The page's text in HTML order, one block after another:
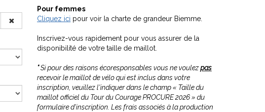
Pour femmes
Cliquez ici pour voir la charte de grandeur Biemme.
Inscrivez-vous rapidement pour vous assurer de la
disponibilité de votre taille de maillot.
*Si pour des raisons écoresponsables vous ne voulezpas
recevoir le maillot de vélo qui est inclus dans votre
inscription, veuillez l'indiquer dans le champ « Taille du
maillot officiel du Tour du Courage PROCURE 2026 » du
formulaire d'inscription. Les frais associés à la production